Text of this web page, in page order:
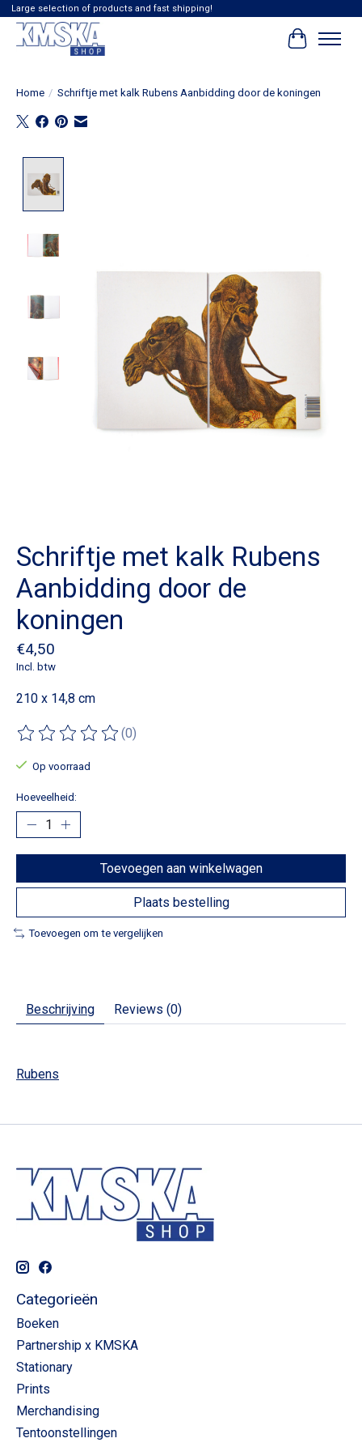
Large selection of products and fast shipping!
Home / Schriftje met kalk Rubens Aanbidding door de koningen
Schriftje met kalk Rubens
Aanbidding door de
koningen
€4,50
Incl. btw
210 x 14,8 cm
De beoordeling van dit product is
(0)
Op voorraad
Hoeveelheid:
Toevoegen aan winkelwagen
Plaats bestelling
Toevoegen om te vergelijken
Beschrijving Reviews (0)
Rubens
Categorieën
Boeken
Partnership x KMSKA
Stationary
Prints
Merchandising
Tentoonstellingen